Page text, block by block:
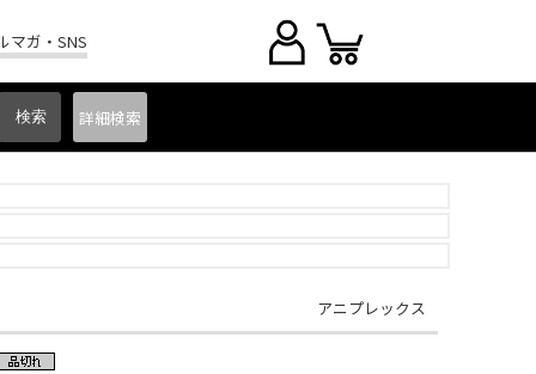
マガ・SNS
詳細検索
アニプレックス